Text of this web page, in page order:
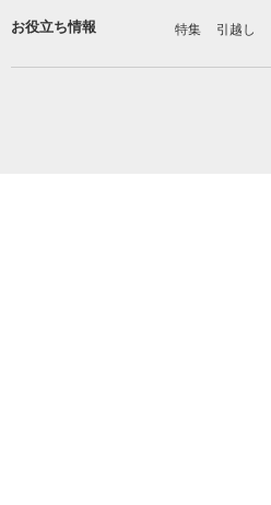
お役立ち情報 特集 引越し